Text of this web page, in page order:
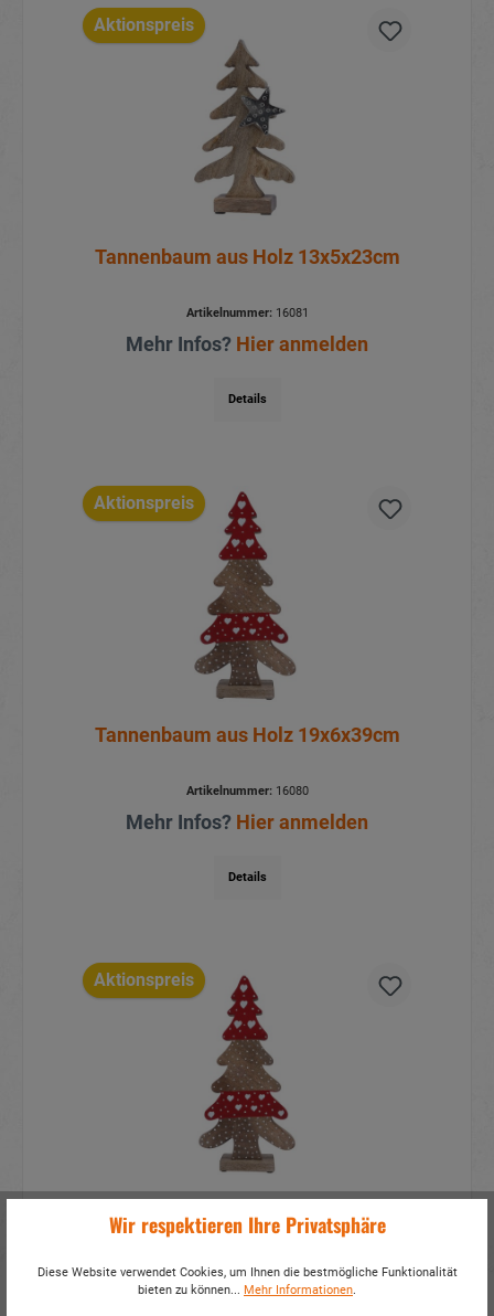
Aktionspreis
Tannenbaum aus Holz 13x5x23cm
Artikelnummer:16081
Mehr Infos? Hier anmelden
Details
Aktionspreis
Tannenbaum aus Holz 19x6x39cm
Artikelnummer:16080
Mehr Infos? Hier anmelden
Details
Aktionspreis
Tannenbaum aus Holz 15x6x30cm
Artikelnummer:16079
Mehr Infos?Hier anmelden
Wir respektieren Ihre Privatsphäre
Diese Website verwendet Cookies, um Ihnen die bestmögliche Funktionalität
bieten zu können... Mehr Informationen.